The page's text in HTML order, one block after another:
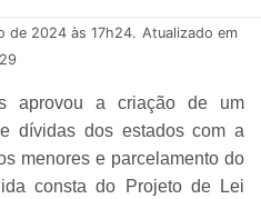
de 2024 às 17h24. Atualizado em
aprovou a criação de um
dívidas dos estados com a
menores e parcelamento do
consta do Projeto de Lei